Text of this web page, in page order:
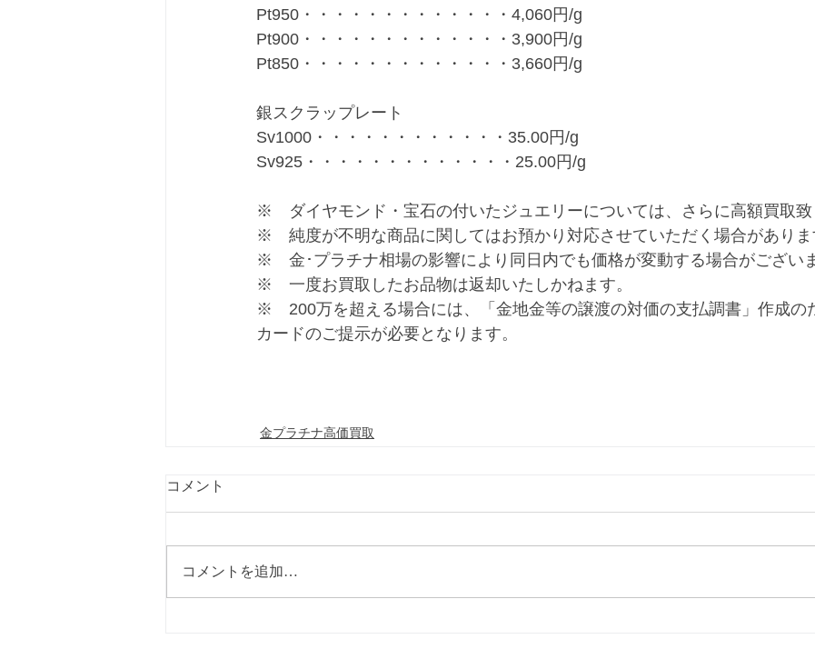
Pt950・・・・・・・・・・・・・4,060円/g
Pt900・・・・・・・・・・・・・3,900円/g
Pt850・・・・・・・・・・・・・3,660円/g
銀スクラップレート
Sv1000・・・・・・・・・・・・35.00円/g
Sv925・・・・・・・・・・・・・25.00円/g
※　ダイヤモンド・宝石の付いたジュエリーについては、さらに高額買取致
※　純度が不明な商品に関してはお預かり対応させていただく場合がありま
※　金･プラチナ相場の影響により同日内でも価格が変動する場合がござい
※　一度お買取したお品物は返却いたしかねます。
※　200万を超える場合には、「金地金等の譲渡の対価の支払調書」作成の
カードのご提示が必要となります。
金プラチナ高価買取
コメント
コメントを追加…